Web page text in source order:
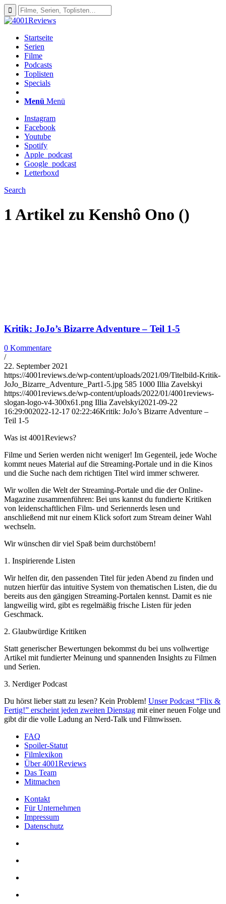
Startseite
Serien
Filme
Podcasts
Toplisten
Specials
Menü Menü
Instagram
Facebook
Youtube
Spotify
Apple_podcast
Google_podcast
Letterboxd
Search
1 Artikel zu Kenshô Ono ()
Kritik: JoJo’s Bizarre Adventure – Teil 1-5
0 Kommentare
/
22. September 2021
https://4001reviews.de/wp-content/uploads/2021/09/Titelbild-Kritik-
JoJo_Bizarre_Adventure_Part1-5.jpg 585 1000 Illia Zavelskyi
https://4001reviews.de/wp-content/uploads/2022/01/4001reviews-
slogan-logo-v4-300x61.png Illia Zavelskyi2021-09-22
16:29:002022-12-17 02:22:46Kritik: JoJo’s Bizarre Adventure –
Teil 1-5
Was ist 4001Reviews?
Filme und Serien werden nicht weniger! Im Gegenteil, jede Woche
kommt neues Material auf die Streaming-Portale und in die Kinos
und die Suche nach dem richtigen Titel wird immer schwerer.
Wir wollen die Welt der Streaming-Portale und die der Online-
Magazine zusammenführen: Bei uns kannst du fundierte Kritiken
von leidenschaftlichen Film- und Seriennerds lesen und
anschließend mit nur einem Klick sofort zum Stream deiner Wahl
wechseln.
Wir wünschen dir viel Spaß beim durchstöbern!
1. Inspirierende Listen
Wir helfen dir, den passenden Titel für jeden Abend zu finden und
nutzen hierfür das intuitive System von thematischen Listen, die du
bereits aus den gängigen Streaming-Portalen kennst. Damit es nie
langweilig wird, gibt es regelmäßig frische Listen für jeden
Geschmack.
2. Glaubwürdige Kritiken
Statt generischer Bewertungen bekommst du bei uns vollwertige
Artikel mit fundierter Meinung und spannenden Insights zu Filmen
und Serien.
3. Nerdiger Podcast
Du hörst lieber statt zu lesen? Kein Problem! Unser Podcast “Flix &
Fertig!” erscheint jeden zweiten Dienstag mit einer neuen Folge und
gibt dir die volle Ladung an Nerd-Talk und Filmwissen.
FAQ
Spoiler-Statut
Filmlexikon
Über 4001Reviews
Das Team
Mitmachen
Kontakt
Für Unternehmen
Impressum
Datenschutz